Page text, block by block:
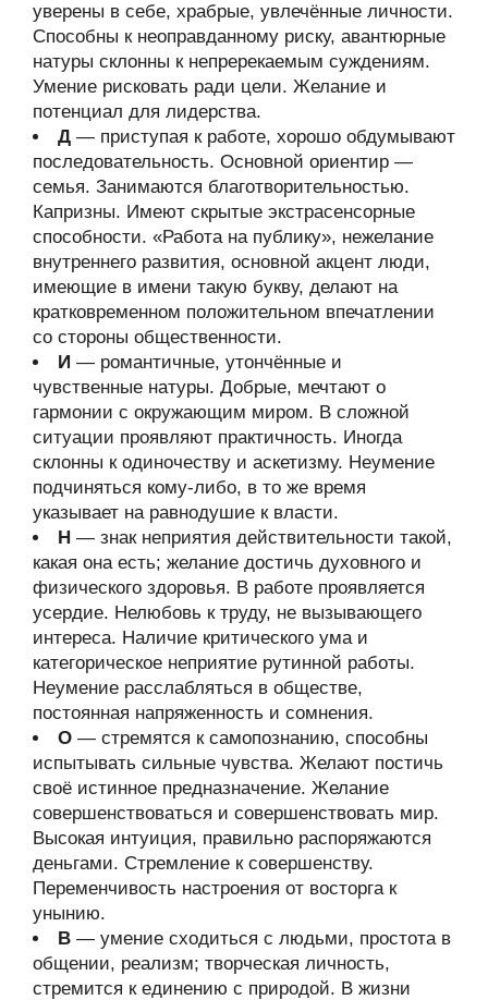
уверены в себе, храбрые, увлечённые личности.
Способны к неоправданному риску, авантюрные
натуры склонны к непререкаемым суждениям.
Умение рисковать ради цели. Желание и
потенциал для лидерства.
Д — приступая к работе, хорошо обдумывают
последовательность. Основной ориентир —
семья. Занимаются благотворительностью.
Капризны. Имеют скрытые экстрасенсорные
способности. «Работа на публику», нежелание
внутреннего развития, основной акцент люди,
имеющие в имени такую букву, делают на
кратковременном положительном впечатлении
со стороны общественности.
И — романтичные, утончённые и
чувственные натуры. Добрые, мечтают о
гармонии с окружающим миром. В сложной
ситуации проявляют практичность. Иногда
склонны к одиночеству и аскетизму. Неумение
подчиняться кому-либо, в то же время
указывает на равнодушие к власти.
Н — знак неприятия действительности такой,
какая она есть; желание достичь духовного и
физического здоровья. В работе проявляется
усердие. Нелюбовь к труду, не вызывающего
интереса. Наличие критического ума и
категорическое неприятие рутинной работы.
Неумение расслабляться в обществе,
постоянная напряженность и сомнения.
О — стремятся к самопознанию, способны
испытывать сильные чувства. Желают постичь
своё истинное предназначение. Желание
совершенствоваться и совершенствовать мир.
Высокая интуиция, правильно распоряжаются
деньгами. Стремление к совершенству.
Переменчивость настроения от восторга к
унынию.
В — умение сходиться с людьми, простота в
общении, реализм; творческая личность,
стремится к единению с природой. В жизни